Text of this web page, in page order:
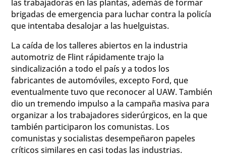
las trabajadoras en las plantas, además de formar
brigadas de emergencia para luchar contra la policía
que intentaba desalojar a las huelguistas.
La caída de los talleres abiertos en la industria
automotriz de Flint rápidamente trajo la
sindicalización a todo el país y a todos los
fabricantes de automóviles, excepto Ford, que
eventualmente tuvo que reconocer al UAW. También
dio un tremendo impulso a la campaña masiva para
organizar a los trabajadores siderúrgicos, en la que
también participaron los comunistas. Los
comunistas y socialistas desempeñaron papeles
críticos similares en casi todas las industrias.